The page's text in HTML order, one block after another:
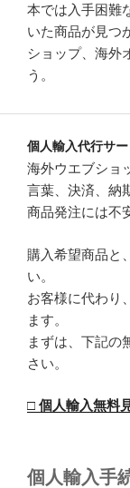
本では入手困難
いた商品が見つ
ショップ、海外
う。
個人輸入代行サ
海外ウエブショ
言葉、決済、納
商品発注には不
購入希望商品と
い。
お客様に代わり
ます。
まずは、下記の
さい。
□ 個人輸入無料
個人輸入手